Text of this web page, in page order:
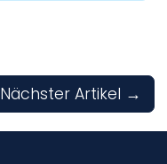
Nächster Artikel →